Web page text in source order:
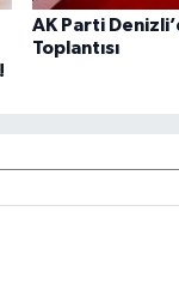
AK Parti
Toplantısı